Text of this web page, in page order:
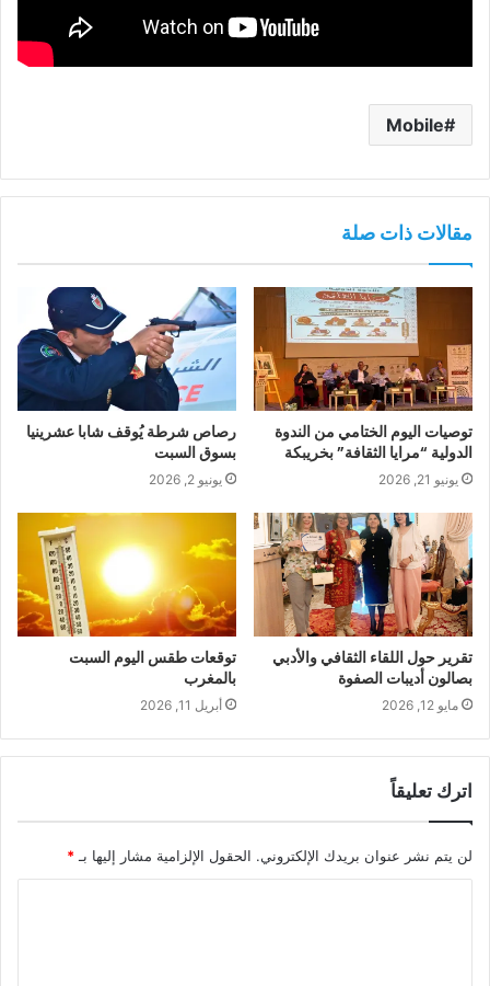
Mobile
مقالات ذات صلة
توصيات اليوم الختامي من الندوة
الدولية “مرايا الثقافة” بخريبكة
يونيو 21, 2026
رصاص شرطة يُوقف شابا عشرينيا
بسوق السبت
يونيو 2, 2026
تقرير حول اللقاء الثقافي والأدبي
بصالون أديبات الصفوة
مايو 12, 2026
توقعات طقس اليوم السبت
بالمغرب
أبريل 11, 2026
اترك تعليقاً
لن يتم نشر عنوان بريدك الإلكتروني. الحقول الإلزامية مشار إليها بـ *